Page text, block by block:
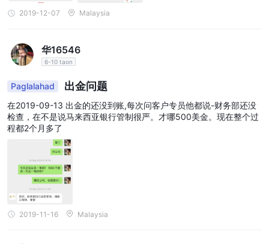
2019-12-07 Malaysia
华16546
6-10 taon
Paglalahad 出金问题
在2019-09-13 出金的还没到账,每次问客户专员他都说-财务部还没
检查，在不是说马来西亚银行管制很严。才哪500美金。现在整个过
程都2个月多了
2019-11-16 Malaysia